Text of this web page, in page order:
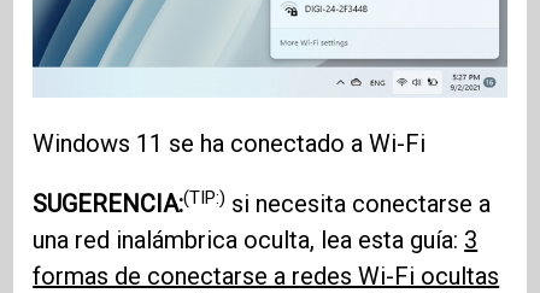
Windows 11 se ha conectado a Wi-Fi
SUGERENCIA:(TIP:) si necesita conectarse a
una red inalámbrica oculta, lea esta guía: 3
formas de conectarse a redes Wi-Fi ocultas